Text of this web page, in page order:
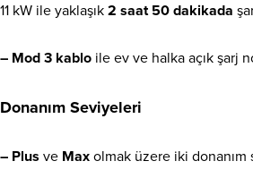
11 kW ile yaklaşık 2 saat 50 dakikada
– Mod 3 kablo ile ev ve halka açık şarj
Donanım Seviyeleri
– Plus ve Max olmak üzere iki donanım